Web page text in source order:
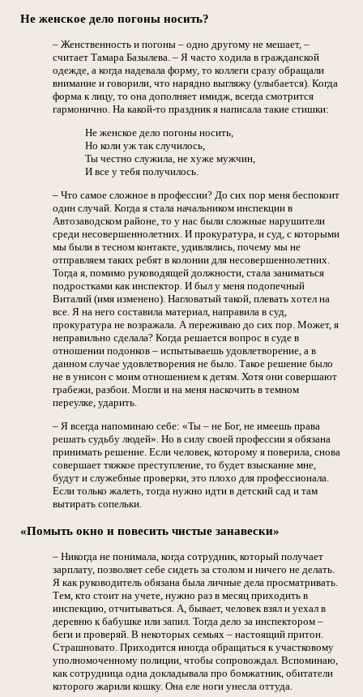
Не женское дело погоны носить?
– Женственность и погоны – одно другому не мешает, –
считает Тамара Базылева. – Я часто ходила в гражданской
одежде, а когда надевала форму, то коллеги сразу обращали
внимание и говорили, что нарядно выгляжу (улыбается). Когда
форма к лицу, то она дополняет имидж, всегда смотрится
гармонично. На какой-то праздник я написала такие стишки:
Не женское дело погоны носить,
Но коли уж так случилось,
Ты честно служила, не хуже мужчин,
И все у тебя получилось.
– Что самое сложное в профессии? До сих пор меня беспокоит
один случай. Когда я стала начальником инспекции в
Автозаводском районе, то у нас были сложные нарушители
среди несовершеннолетних. И прокуратура, и суд, с которыми
мы были в тесном контакте, удивлялись, почему мы не
отправляем таких ребят в колонии для несовершеннолетних.
Тогда я, помимо руководящей должности, стала заниматься
подростками как инспектор. И был у меня подопечный
Виталий (имя изменено). Нагловатый такой, плевать хотел на
все. Я на него составила материал, направила в суд,
прокуратура не возражала. А переживаю до сих пор. Может, я
неправильно сделала? Когда решается вопрос в суде в
отношении подонков – испытываешь удовлетворение, а в
данном случае удовлетворения не было. Такое решение было
не в унисон с моим отношением к детям. Хотя они совершают
грабежи, разбои. Могли и на меня наскочить в темном
переулке, ударить.
– Я всегда напоминаю себе: «Ты – не Бог, не имеешь права
решать судьбу людей». Но в силу своей профессии я обязана
принимать решение. Если человек, которому я поверила, снова
совершает тяжкое преступление, то будет взыскание мне,
будут и служебные проверки, это плохо для профессионала.
Если только жалеть, тогда нужно идти в детский сад и там
вытирать сопельки.
«Помыть окно и повесить чистые занавески»
– Никогда не понимала, когда сотрудник, который получает
зарплату, позволяет себе сидеть за столом и ничего не делать.
Я как руководитель обязана была личные дела просматривать.
Тем, кто стоит на учете, нужно раз в месяц приходить в
инспекцию, отчитываться. А, бывает, человек взял и уехал в
деревню к бабушке или запил. Тогда дело за инспектором –
беги и проверяй. В некоторых семьях – настоящий притон.
Страшновато. Приходится иногда обращаться к участковому
уполномоченному полиции, чтобы сопровождал. Вспоминаю,
как сотрудница одна докладывала про бомжатник, обитатели
которого жарили кошку. Она еле ноги унесла оттуда.